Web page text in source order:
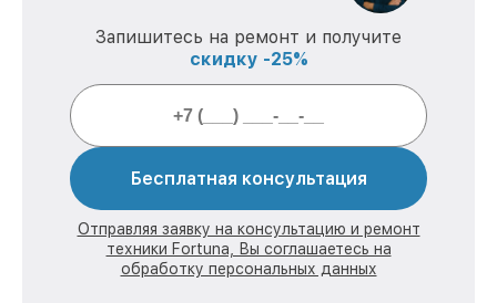
Запишитесь на ремонт и получите
скидку -25%
Бесплатная консультация
Отправляя заявку на консультацию и ремонт
техники Fortuna, Вы соглашаетесь на
обработку персональных данных